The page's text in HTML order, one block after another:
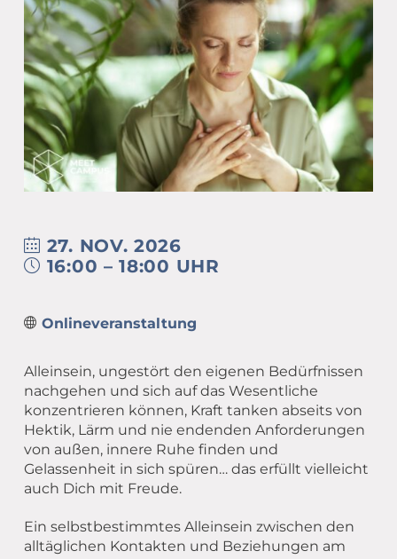
Newsletter Archiv
Leitbild
Spiritualität – eine Definition
Caritas in Kirchengemeinden
MEET CAMPER (mobiler Infostand)
27. NOV. 2026
16:00 – 18:00 UHR
Onlineveranstaltung
Alleinsein, ungestört den eigenen Bedürfnissen
nachgehen und sich auf das Wesentliche
konzentrieren können, Kraft tanken abseits von
Hektik, Lärm und nie endenden Anforderungen
von außen, innere Ruhe finden und
Gelassenheit in sich spüren… das erfüllt vielleicht
auch Dich mit Freude.
Ein selbstbestimmtes Alleinsein zwischen den
alltäglichen Kontakten und Beziehungen am